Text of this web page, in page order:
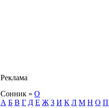
Реклама
Сонник » О
А Б В Г Д Е Ж З И К Л М Н О П